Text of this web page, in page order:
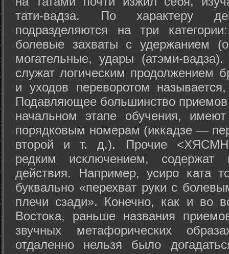
тати-вадза. По характеру
подразделяются на три
болевые захваты с удержанием
могательные, удары (атэми-
служат логическим продолжением
и уходов переворотом
Подавляющее большинство
начальном этапе обучения,
порядковым номерам (иккадзе —
второй и т. д.). Прочие
редким исключением, содержат
действия. Например, усиро ката
буквально «перехват руки с
плечи сзади». Конечно, как и во
Востока, раньше названия
звучных метафорических
отдаленно нельзя было